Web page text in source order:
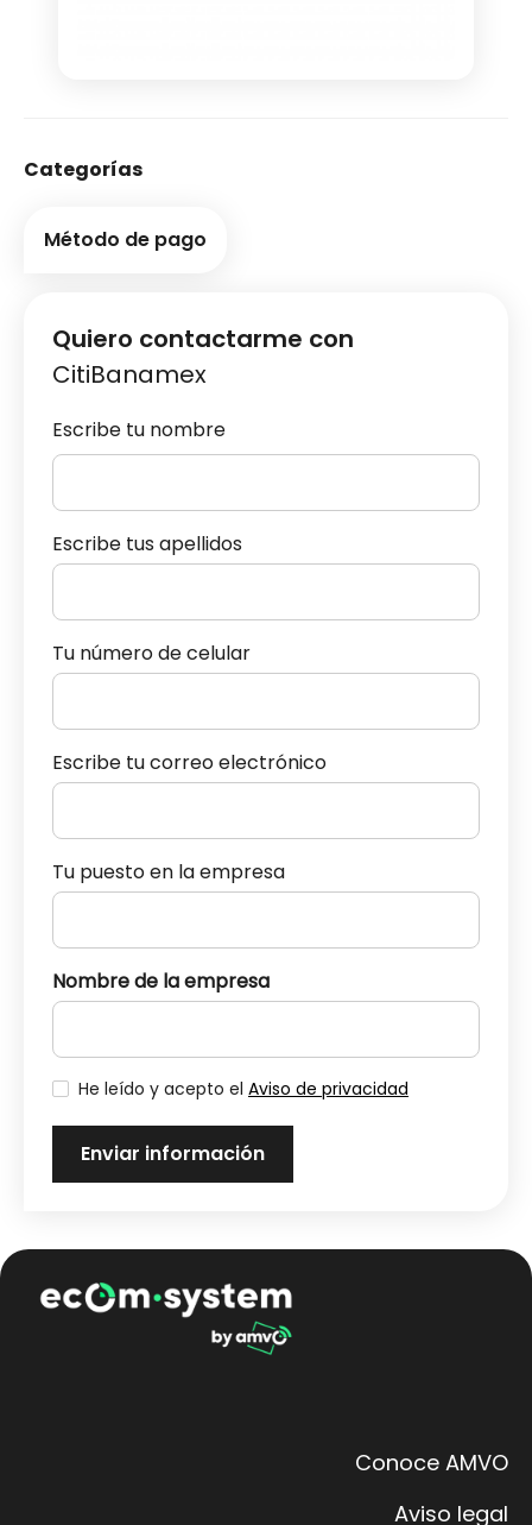
Categorías
Método de pago
Quiero contactarme con
CitiBanamex
Escribe tu nombre
Escribe tus apellidos
Tu número de celular
Escribe tu correo electrónico
Tu puesto en la empresa
Nombre de la empresa
He leído y acepto el Aviso de privacidad
Conoce AMVO
Aviso legal